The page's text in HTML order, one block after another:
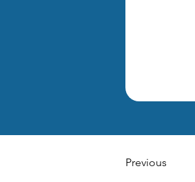
Previous